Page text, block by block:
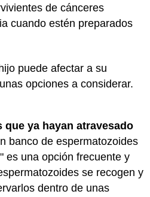
de cánceres
cuando estén preparados
puede afectar a su
opciones a considerar.
que ya hayan atravesado
banco de espermatozoides
es una opción frecuente y
se recogen y
dentro de unas